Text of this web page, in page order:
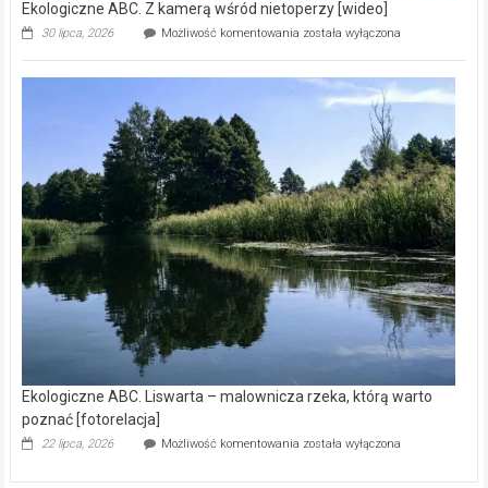
Ekologiczne ABC. Z kamerą wśród nietoperzy [wideo]
30 lipca, 2026 Możliwość komentowania Ekologiczne
kamerą
wśród
została wyłączona
Ekologiczne ABC. Liswarta – malownicza rzeka, którą warto
poznać [fotorelacja]
22 lipca, 2026 Możliwość komentowania Ekologiczne
została wyłączona